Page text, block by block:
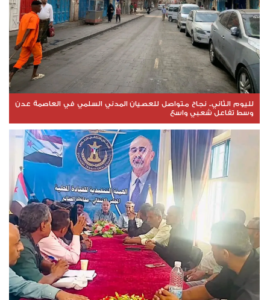
لليوم الثاني.. نجاح متواصل للعصيان المدني السلمي في العاصمة عدن
وسط تفاعل شعبي واسع